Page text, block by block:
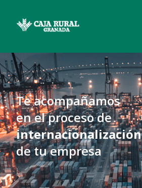
Te acompañamos
en el proceso de
internacionalización
de tu empresa